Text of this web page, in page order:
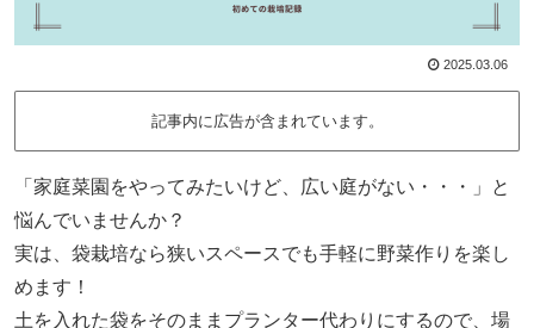
2025.03.06
記事内に広告が含まれています。
「家庭菜園をやってみたいけど、広い庭がない・・・」と
悩んでいませんか？
実は、袋栽培なら狭いスペースでも手軽に野菜作りを楽し
めます！
土を入れた袋をそのままプランター代わりにするので、場